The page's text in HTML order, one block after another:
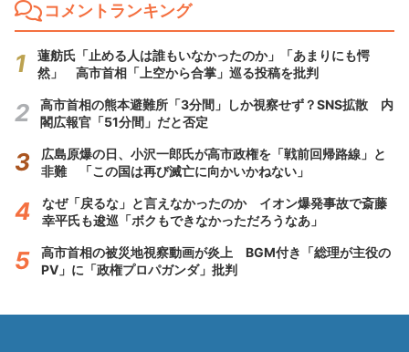
コメントランキング
蓮舫氏「止める人は誰もいなかったのか」「あまりにも愕
然」 高市首相「上空から合掌」巡る投稿を批判
高市首相の熊本避難所「3分間」しか視察せず？SNS拡散 内
閣広報官「51分間」だと否定
広島原爆の日、小沢一郎氏が高市政権を「戦前回帰路線」と
非難 「この国は再び滅亡に向かいかねない」
なぜ「戻るな」と言えなかったのか イオン爆発事故で斎藤
幸平氏も逡巡「ボクもできなかっただろうなあ」
高市首相の被災地視察動画が炎上 BGM付き「総理が主役の
PV」に「政権プロパガンダ」批判